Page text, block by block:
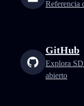
Referencia
GitHub
Explora
abierto